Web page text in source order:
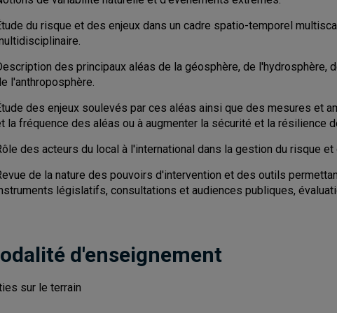
du risque et des enjeux dans un cadre spatio-temporel
des principaux aléas de la géosphère, de l'hydrosphère,
l'anthroposphère.
des enjeux soulevés par ces aléas ainsi que des mesures et
la fréquence des aléas ou à augmenter la sécurité et la résilience
des acteurs du local à l'international dans la gestion du risque
de la nature des pouvoirs d'intervention et des outils
législatifs, consultations et audiences publiques,
d'enseignement
sur le terrain